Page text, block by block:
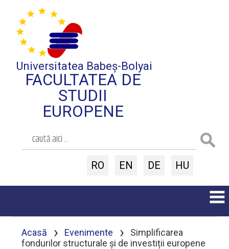
Universitatea Babeș-Bolyai
FACULTATEA DE
STUDII
EUROPENE
RO EN DE HU
Acasă › Evenimente ›
Simplificarea
fondurilor structurale și de investiții europene